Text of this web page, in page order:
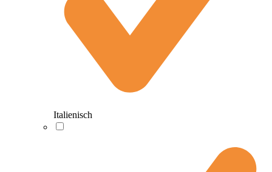
Italienisch